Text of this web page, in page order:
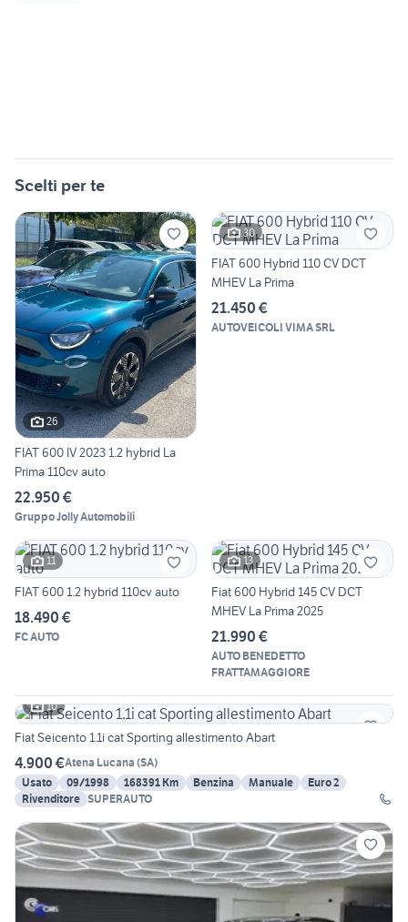
Scelti per te
26
FIAT 600 IV 2023 1.2 hybrid La
Prima 110cv auto
22.950 €
Gruppo Jolly Automobili
30
FIAT 600 Hybrid 110 CV DCT
MHEV La Prima
21.450 €
AUTOVEICOLI VIMA SRL
11
FIAT 600 1.2 hybrid 110cv auto
18.490 €
FC AUTO
13
Fiat 600 Hybrid 145 CV DCT
MHEV La Prima 2025
21.990 €
AUTO BENEDETTO
FRATTAMAGGIORE
10
Fiat Seicento 1.1i cat Sporting allestimento Abart
4.900 €Atena Lucana (SA)
Usato
09/1998 168391 Km Benzina Manuale
Euro 2
Rivenditore SUPERAUTO